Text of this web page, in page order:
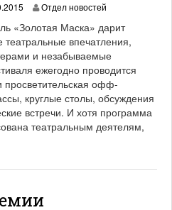
.
0
6
.
0
2
1
Отдел новостей
«Золотая Маска» дарит
впечатления,
и незабываемые
ежегодно проводится
просветительская офф-
круглые столы, обсуждения
встречи. И хотя программа
театральным деятелям,